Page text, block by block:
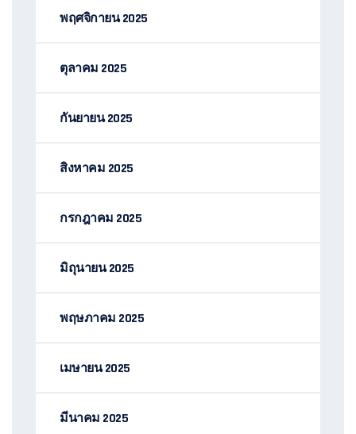
พฤศจิกายน 2025
ตุลาคม 2025
กันยายน 2025
สิงหาคม 2025
กรกฎาคม 2025
มิถุนายน 2025
พฤษภาคม 2025
เมษายน 2025
มีนาคม 2025